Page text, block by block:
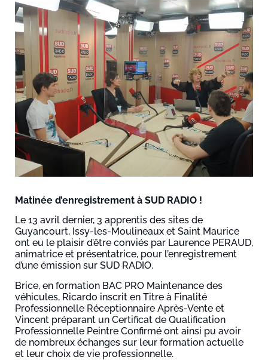
Matinée d’enregistrement à SUD RADIO !
Le 13 avril dernier, 3 apprentis des sites de
Guyancourt, Issy-les-Moulineaux et Saint Maurice
ont eu le plaisir d’être conviés par Laurence PERAUD,
animatrice et présentatrice, pour l’enregistrement
d’une émission sur SUD RADIO.
Brice, en formation BAC PRO Maintenance des
véhicules, Ricardo inscrit en Titre à Finalité
Professionnelle Réceptionnaire Après-Vente et
Vincent préparant un Certificat de Qualification
Professionnelle Peintre Confirmé ont ainsi pu avoir
de nombreux échanges sur leur formation actuelle
et leur choix de vie professionnelle.